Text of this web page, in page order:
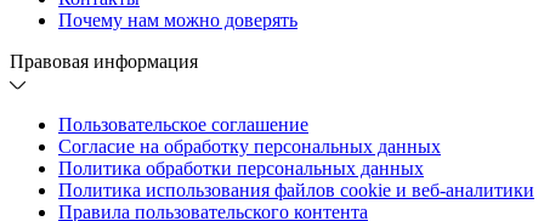
Почему нам можно доверять
Правовая информация
Пользовательское соглашение
Согласие на обработку персональных данных
Политика обработки персональных данных
Политика использования файлов cookie и веб-аналитики
Правила пользовательского контента